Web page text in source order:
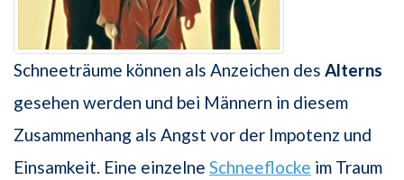
Schneeträume können als Anzeichen des Alterns
gesehen werden und bei Männern in diesem
Zusammenhang als Angst vor der Impotenz und
Einsamkeit. Eine einzelne Schneeflocke im Traum